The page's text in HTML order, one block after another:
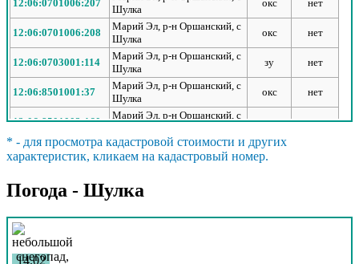
12:06:0701006:207
Шулка
окс нет
12:06:0701006:208
Марий Эл, р-н Оршанский, с
Шулка
окс нет
12:06:0703001:114
Марий Эл, р-н Оршанский, с
Шулка
зу нет
12:06:8501001:37
Марий Эл, р-н Оршанский, с
Шулка
окс нет
12:06:8501002:160
Марий Эл, р-н Оршанский, с
зу нет
12:06:8501002:173
Марий Эл, р-н Оршанский, с
Шулка
зу
Шулка
Шулка
12:06:8501002:217
* - для просмотра кадастровой стоимости и других
характеристик, кликаем на кадастровый номер.
Погода - Шулка
14.02